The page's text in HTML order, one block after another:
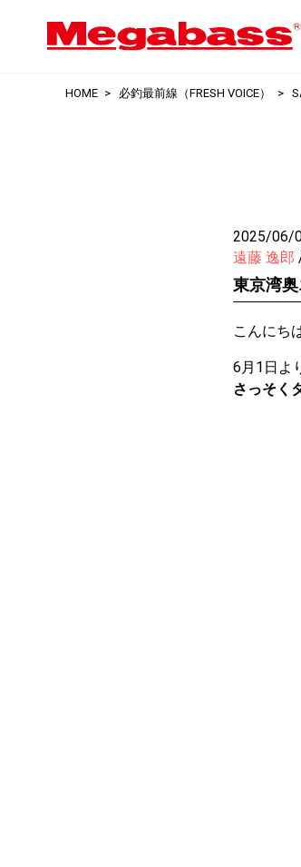
HOME 必釣最前線（FRESH VOICE）
2025/06/
遠藤 逸郎
東京湾
こんにち
6月1日よ
さっそく